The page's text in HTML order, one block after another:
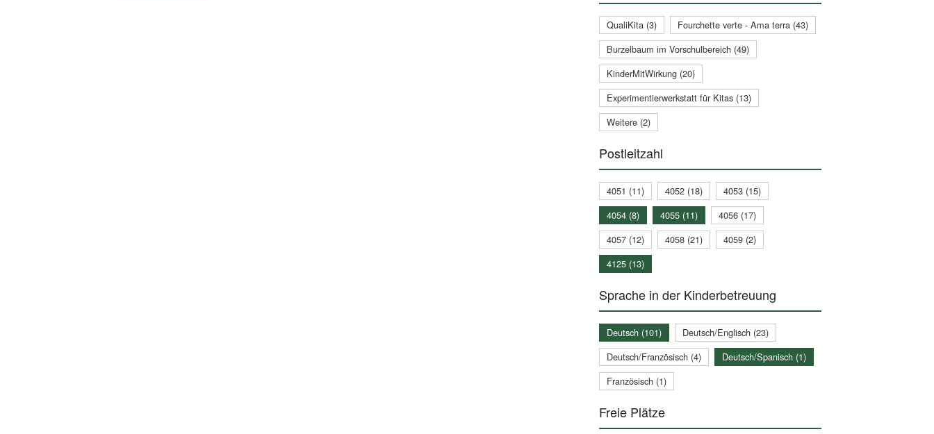
QualiKita (3)
Fourchette verte - Ama terra (43)
Burzelbaum im Vorschulbereich (49)
KinderMitWirkung (20)
Experimentierwerkstatt für Kitas (13)
Weitere (2)
Postleitzahl
4051 (11) 4052 (18)
4053 (15)
4054 (8)
4055 (11)
4056 (17)
4057 (12)
4058 (21)
4059 (2)
4125 (13)
Sprache in der Kinderbetreuung
Deutsch (101)
Deutsch/Englisch (23)
Deutsch/Französisch (4)
Deutsch/Spanisch (1)
Französisch (1)
Freie Plätze